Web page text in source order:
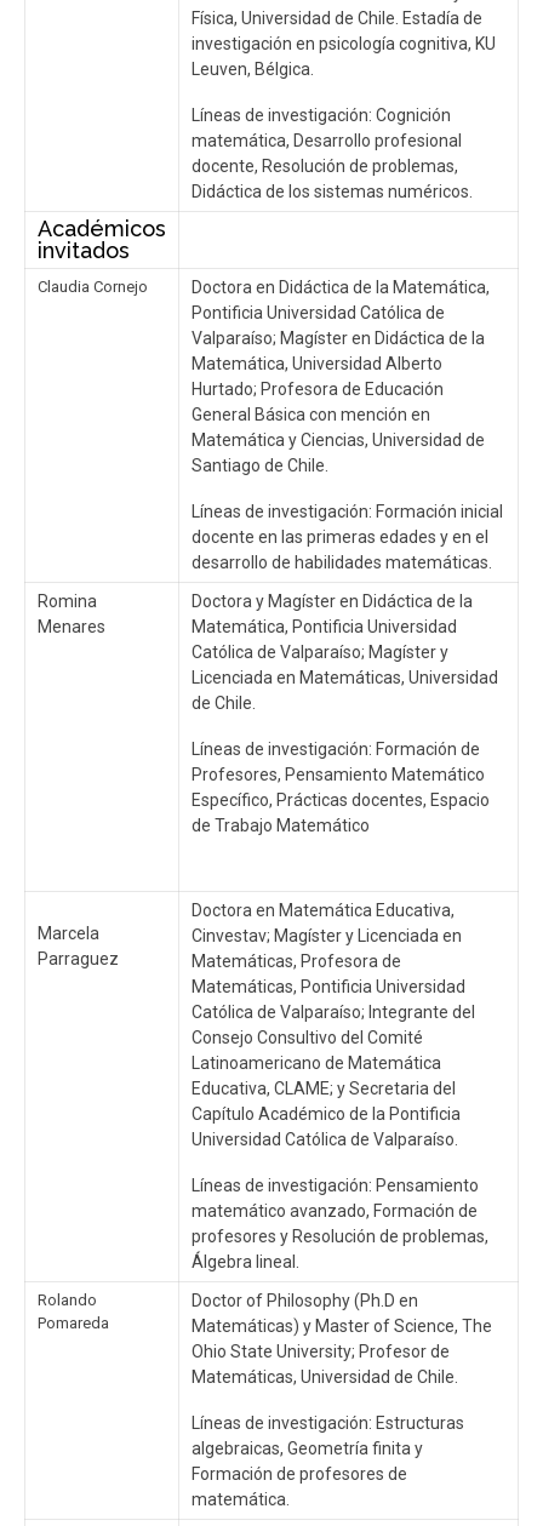
Física, Universidad de Chile. Estadía de
investigación en psicología cognitiva, KU
Leuven, Bélgica.
Líneas de investigación: Cognición
matemática, Desarrollo profesional
docente, Resolución de problemas,
Didáctica de los sistemas numéricos.
Académicos
invitados
Claudia Cornejo
Doctora en Didáctica de la Matemática,
Pontificia Universidad Católica de
Valparaíso; Magíster en Didáctica de la
Matemática, Universidad Alberto
Hurtado; Profesora de Educación
General Básica con mención en
Matemática y Ciencias, Universidad de
Santiago de Chile.
Líneas de investigación: Formación inicial
docente en las primeras edades y en el
desarrollo de habilidades matemáticas.
Romina
Menares
Doctora y Magíster en Didáctica de la
Matemática, Pontificia Universidad
Católica de Valparaíso; Magíster y
Licenciada en Matemáticas, Universidad
de Chile.
Líneas de investigación: Formación de
Profesores, Pensamiento Matemático
Específico, Prácticas docentes, Espacio
de Trabajo Matemático
Marcela
Parraguez
Doctora en Matemática Educativa,
Cinvestav; Magíster y Licenciada en
Matemáticas, Profesora de
Matemáticas, Pontificia Universidad
Católica de Valparaíso; Integrante del
Consejo Consultivo del Comité
Latinoamericano de Matemática
Educativa, CLAME; y Secretaria del
Capítulo Académico de la Pontificia
Universidad Católica de Valparaíso.
Líneas de investigación: Pensamiento
matemático avanzado, Formación de
profesores y Resolución de problemas,
Álgebra lineal.
Rolando
Pomareda
Doctor of Philosophy (Ph.D en
Matemáticas) y Master of Science, The
Ohio State University; Profesor de
Matemáticas, Universidad de Chile.
Líneas de investigación: Estructuras
algebraicas, Geometría finita y
Formación de profesores de
matemática.